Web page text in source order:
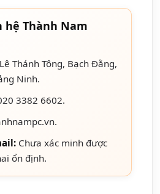
hệ Thành Nam
Thánh Tông, Bạch Đằng,
Ninh.
3382 6602.
Chưa xác minh được
ổn định.